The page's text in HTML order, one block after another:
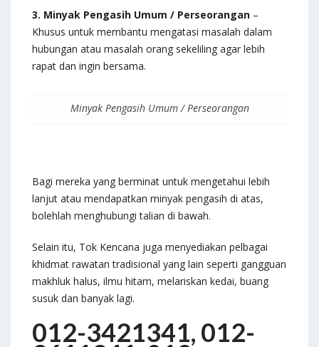
3. Minyak Pengasih Umum / Perseorangan –
Khusus untuk membantu mengatasi masalah dalam
hubungan atau masalah orang sekeliling agar lebih
rapat dan ingin bersama.
Minyak Pengasih Umum / Perseorangan
Bagi mereka yang berminat untuk mengetahui lebih
lanjut atau mendapatkan minyak pengasih di atas,
bolehlah menghubungi talian di bawah.
Selain itu, Tok Kencana juga menyediakan pelbagai
khidmat rawatan tradisional yang lain seperti gangguan
makhluk halus, ilmu hitam, melariskan kedai, buang
susuk dan banyak lagi.
012-3421341, 012-